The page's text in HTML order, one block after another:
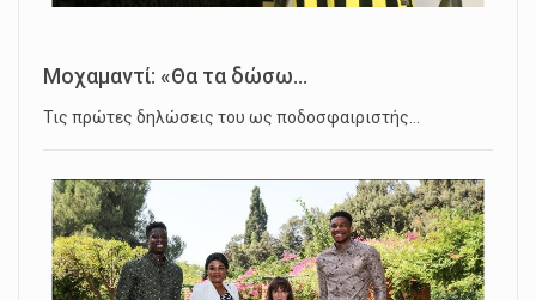
Μοχαμαντί: «Θα τα δώσω...
Τις πρώτες δηλώσεις του ως ποδοσφαιριστής…